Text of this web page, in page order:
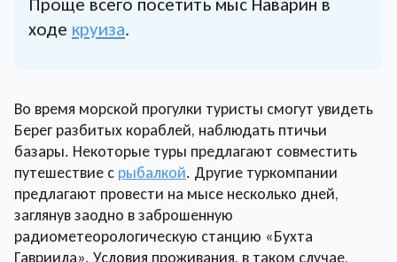
Проще всего посетить мыс Наварин в
ходе круиза.
Во время морской прогулки туристы смогут увидеть
Берег разбитых кораблей, наблюдать птичьи
базары. Некоторые туры предлагают совместить
путешествие с рыбалкой. Другие туркомпании
предлагают провести на мысе несколько дней,
заглянув заодно в заброшенную
радиометеорологическую станцию «Бухта
Гавриила». Условия проживания, в таком случае,